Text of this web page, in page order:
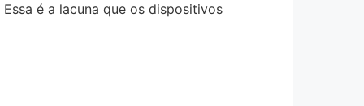
é a lacuna que os dispositivos